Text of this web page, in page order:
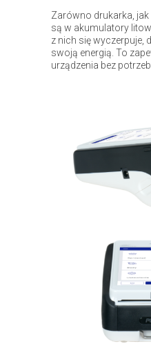
Zarówno drukarka,
są w akumulatory
z nich się wyczerpuje,
swoją energią. To
urządzenia bez